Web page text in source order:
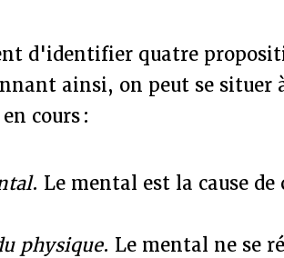
d'identifier quatre
ainsi, on peut se situer
cours :
. Le mental est la cause de
physique. Le mental ne se